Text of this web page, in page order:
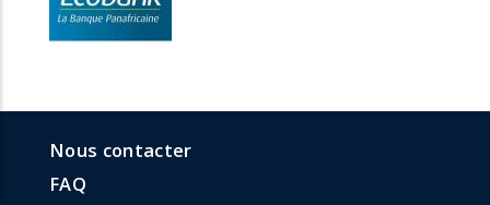
menuNous contacter
FAQ
Menu